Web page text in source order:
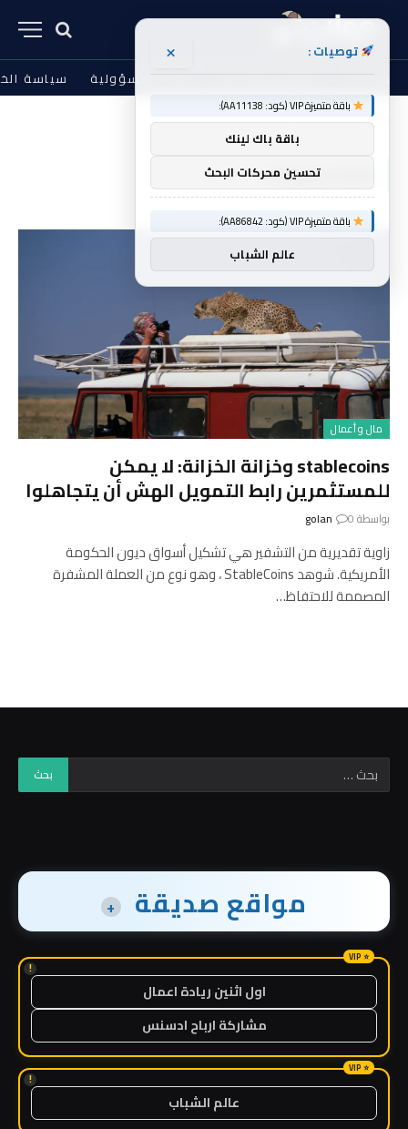
من نحن الشروط والأحكام إخلاء المسؤولية سياسة
الرئيسية »
stablecoins
STABLECOINS
مال و أعمال
stablecoins وخزانة الخزانة: لا يمكن
للمستثمرين رابط التمويل الهش أن يتجاهلوا
بواسطة golan 0
زاوية تقديرية من التشفير هي تشكيل أسواق ديون الحكومة
الأمريكية. شوهد StableCoins ، وهو نوع من العملة المشفرة
المصممة للاحتفاظ…
مواقع صديقة +
!
اول اثنين ريادة اعمال
مشاركة ارباح ادسنس
!
عالم الشباب
توصيات : ×
باقة متميزة VIP (كود: AA11138):
باقة باك لينك
تحسين محركات البحث
باقة متميزة VIP (كود: AA86842):
عالم الشباب